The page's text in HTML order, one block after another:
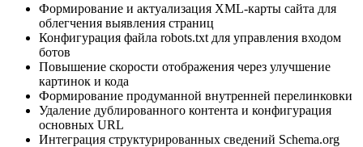
Формирование и актуализация XML-карты сайта для
облегчения выявления страниц
Конфигурация файла robots.txt для управления входом
ботов
Повышение скорости отображения через улучшение
картинок и кода
Формирование продуманной внутренней перелинковки
Удаление дублированного контента и конфигурация
основных URL
Интеграция структурированных сведений Schema.org